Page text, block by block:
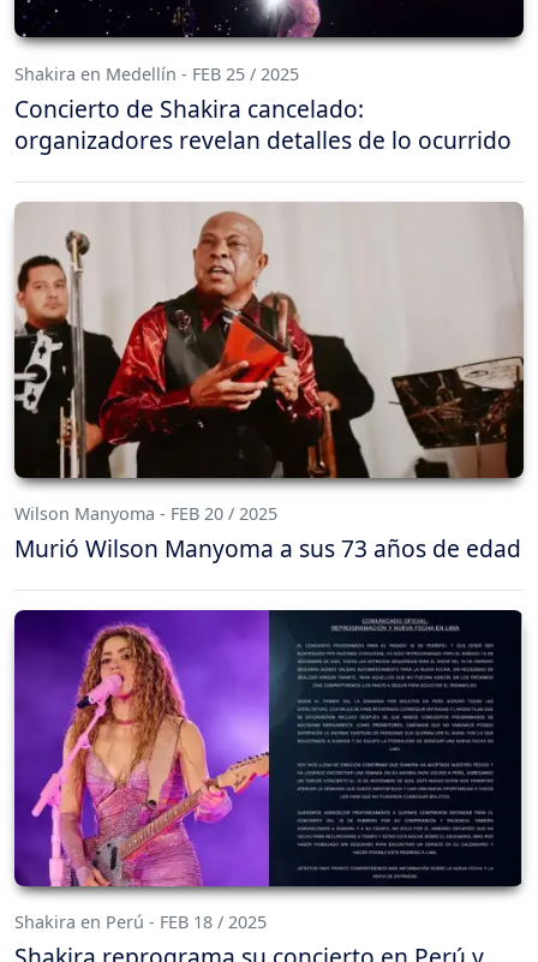
Shakira en Medellín - FEB 25 / 2025
Concierto de Shakira cancelado:
organizadores revelan detalles de lo ocurrido
Wilson Manyoma - FEB 20 / 2025
Murió Wilson Manyoma a sus 73 años de edad
Shakira en Perú - FEB 18 / 2025